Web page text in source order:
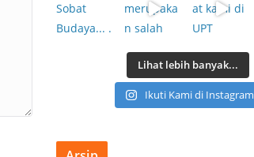
Lihat lebih banyak...
Ikuti Kami di Instagram